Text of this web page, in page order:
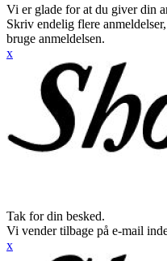
Vi er glade for at du giver din
Skriv endelig flere
bruge anmeldelsen.
x
Tak for din besked.
Vi vender tilbage på e-mail
x